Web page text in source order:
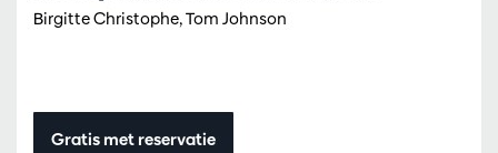
Birgitte Christophe, Tom Johnson
Gratis met reservatie